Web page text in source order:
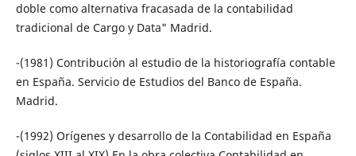
doble como alternativa fracasada de la contabilidad
tradicional de Cargo y Data" Madrid.
-(1981) Contribución al estudio de la historiografía contable
en España. Servicio de Estudios del Banco de España.
Madrid.
-(1992) Orígenes y desarrollo de la Contabilidad en España